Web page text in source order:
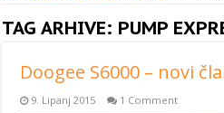
TAG ARHIVE: PUMP
Doogee S6000 – novi
9. Lipanj 2015 1 Comment